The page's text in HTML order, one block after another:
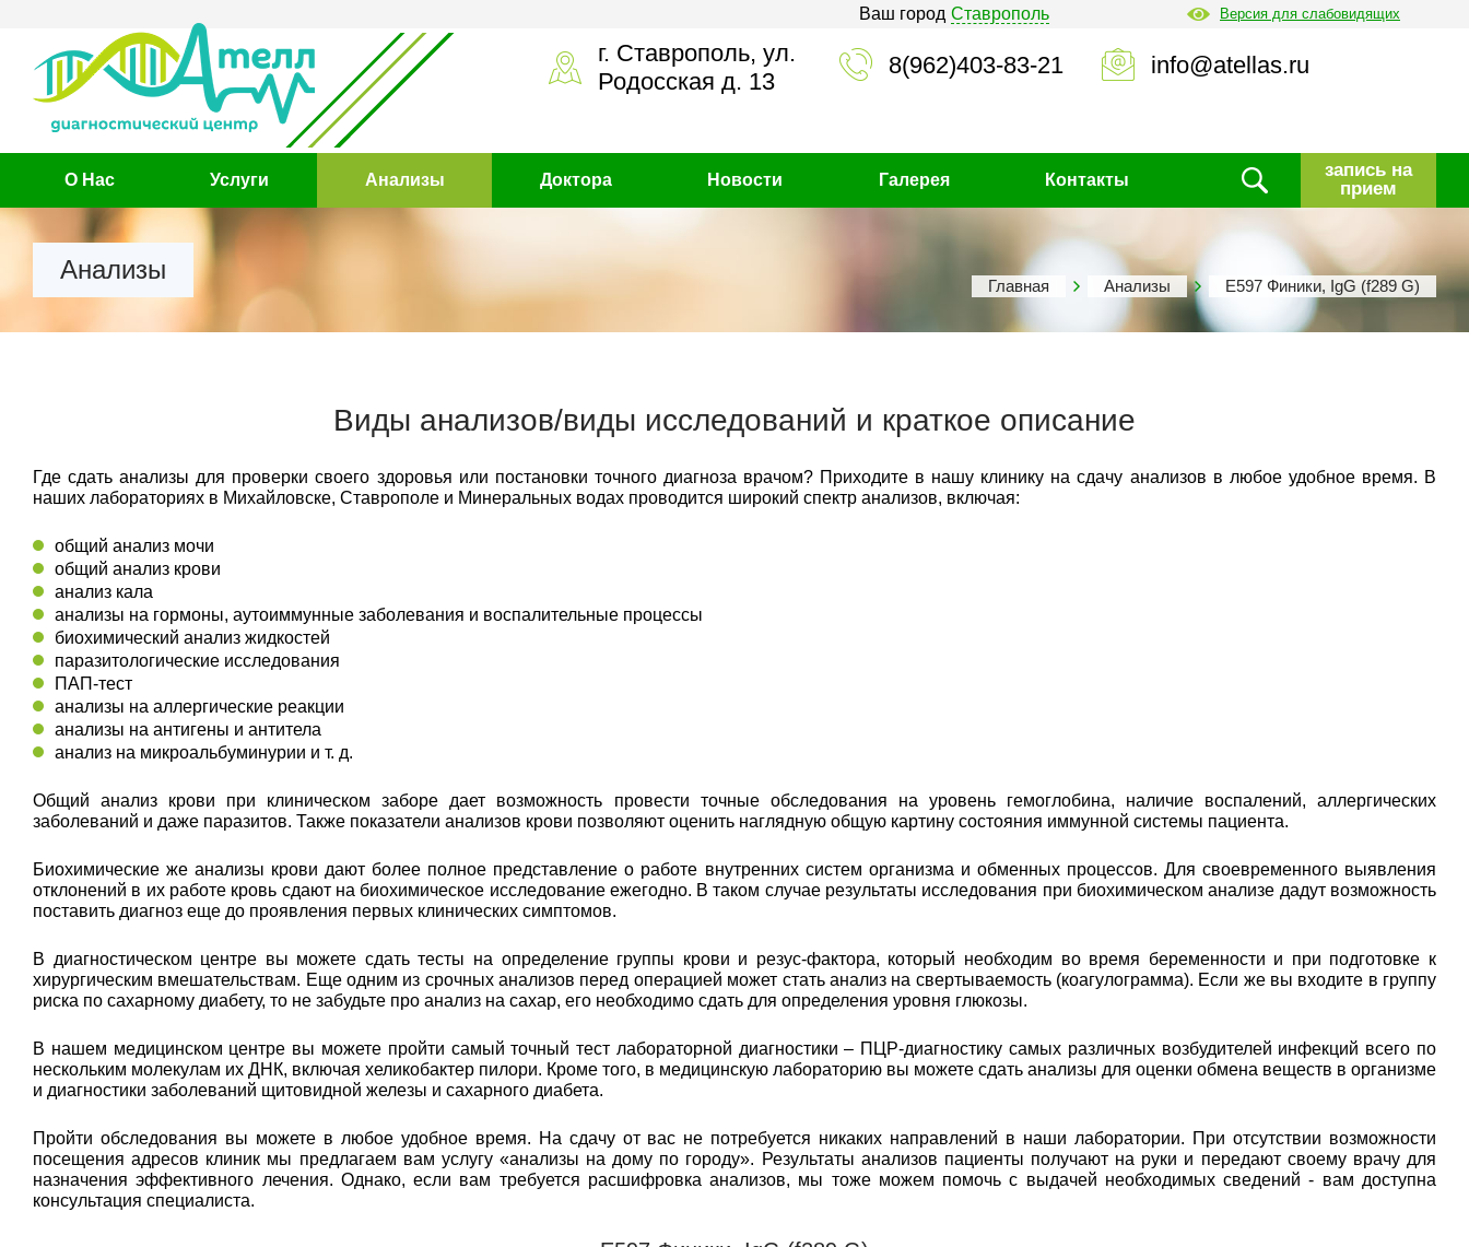
Ваш город Ставрополь Версия для слабовидящих
г. Ставрополь, ул.
Родосская д. 13
8(962)403-83-21 info@atellas.ru
О Нас Услуги Анализы Доктора Новости Галерея Контакты
запись на
прием
Анализы
Главная Анализы Е597 Финики, IgG (f289 G)
Виды анализов/виды исследований и краткое описание
Где сдать анализы для проверки своего здоровья или постановки точного диагноза врачом? Приходите в нашу клинику на сдачу анализов в любое удобное время. В
наших лабораториях в Михайловске, Ставрополе и Минеральных водах проводится широкий спектр анализов, включая:
общий анализ мочи
общий анализ крови
анализ кала
анализы на гормоны, аутоиммунные заболевания и воспалительные процессы
биохимический анализ жидкостей
паразитологические исследования
ПАП-тест
анализы на аллергические реакции
анализы на антигены и антитела
анализ на микроальбуминурии и т. д.
Общий анализ крови при клиническом заборе дает возможность провести точные обследования на уровень гемоглобина, наличие воспалений, аллергических
заболеваний и даже паразитов. Также показатели анализов крови позволяют оценить наглядную общую картину состояния иммунной системы пациента.
Биохимические же анализы крови дают более полное представление о работе внутренних систем организма и обменных процессов. Для своевременного выявления
отклонений в их работе кровь сдают на биохимическое исследование ежегодно. В таком случае результаты исследования при биохимическом анализе дадут возможность
поставить диагноз еще до проявления первых клинических симптомов.
В диагностическом центре вы можете сдать тесты на определение группы крови и резус-фактора, который необходим во время беременности и при подготовке к
хирургическим вмешательствам. Еще одним из срочных анализов перед операцией может стать анализ на свертываемость (коагулограмма). Если же вы входите в группу
риска по сахарному диабету, то не забудьте про анализ на сахар, его необходимо сдать для определения уровня глюкозы.
В нашем медицинском центре вы можете пройти самый точный тест лабораторной диагностики – ПЦР-диагностику самых различных возбудителей инфекций всего по
нескольким молекулам их ДНК, включая хеликобактер пилори. Кроме того, в медицинскую лабораторию вы можете сдать анализы для оценки обмена веществ в организме
и диагностики заболеваний щитовидной железы и сахарного диабета.
Пройти обследования вы можете в любое удобное время. На сдачу от вас не потребуется никаких направлений в наши лаборатории. При отсутствии возможности
посещения адресов клиник мы предлагаем вам услугу «анализы на дому по городу». Результаты анализов пациенты получают на руки и передают своему врачу для
назначения эффективного лечения. Однако, если вам требуется расшифровка анализов, мы тоже можем помочь с выдачей необходимых сведений - вам доступна
консультация специалиста.